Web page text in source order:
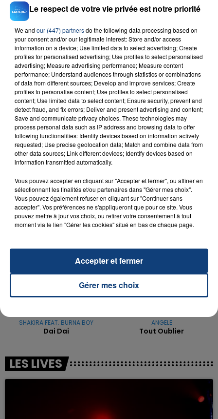
23 juillet 2026
INCENDIE MORTEL À LENS : UNE FEMME ET
SON BÉBÉ ENTRE LA VIE ET LA...
Un homme s'est immolé par le feu après avoir
aspergé sa compagne et leur bébé de trois mois
d'un liquide inflammable.
20 juillet 2026
UNE ADOLESCENTE DEVANT SE FAIRE
OPÉRER DE LA CHEVILLE RESSORT DE LA...
La famille a porté plainte contre la clinique qui a
excuses.
TITRES DIFFUSÉS
15h00
15h00
SHAKIRA FEAT. BURNA BOY
Dai Dai
14h56
14h56
ANGELE
Tout Oublier
LES LIVES
Le respect de votre vie privée est notre priorité
We and our (447) partnersdo the following data processing based on
your consent and/or our legitimate interest: Store and/or access
information on a device; Use limited data to select advertising; Create
profiles for personalised advertising; Use profiles to select personalised
advertising; Measure advertising performance; Measure content
performance; Understand audiences through statistics or combinations
of data from different sources; Develop and improve services; Create
profiles to personalise content; Use profiles to select personalised
content; Use limited data to select content; Ensure security, prevent and
detect fraud, and fix errors; Deliver and present advertising and content;
Save and communicate privacy choices. These technologies may
process personal data such as IP address and browsing data to offer
following functionalities: Identify devices based on information actively
requested; Use precise geolocation data; Match and combine data from
other data sources; Link different devices; Identify devices based on
information transmitted automatically.
Vous pouvez accepter en cliquant sur "Accepter et fermer", ou affiner en
sélectionnant les finalités et/ou partenaires dans "Gérer mes choix".
Vous pouvez également refuser en cliquant sur "Continuer sans
accepter". Vos préférences ne s'appliqueront que pour ce site. Vous
pouvez mettre à jour vos choix, ou retirer votre consentement à tout
moment via le lien "Gérer les cookies" situé en bas de chaque page.
Gérer mes choix
Accepter et fermer